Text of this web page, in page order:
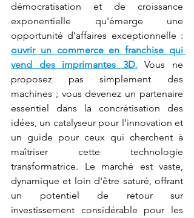
démocratisation et de croissance
exponentielle qu'émerge une
ouvrir un commerce en franchise qui
vend des imprimantes 3D. Vous ne
proposez pas simplement des
machines ; vous devenez un partenaire
essentiel dans la concrétisation des
idées, un catalyseur pour l'innovation et
un guide pour ceux qui cherchent à
maîtriser cette technologie
transformatrice. Le marché est vaste,
dynamique et loin d'être saturé, offrant
un potentiel de retour sur
investissement considérable pour les